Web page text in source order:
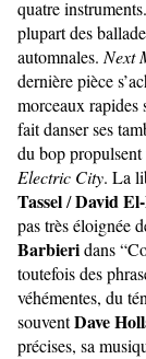
quatre
plupart des
automnales. Next
dernière pièce
morceaux rapides
fait danser ses
du bop propulsent
Electric City. La
Tassel/David
pas très éloignée
Barbieridans
toutefois des
véhémentes, du
souventDave
précises, sa